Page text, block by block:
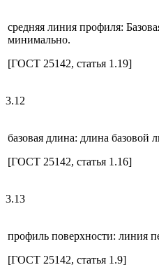
средняя линия профиля:
минимально.
[ГОСТ 25142, статья 1.19]
3.12
базовая длина: длина базовой
[ГОСТ 25142, статья 1.16]
3.13
профиль поверхности: линия
[ГОСТ 25142, статья 1.9]